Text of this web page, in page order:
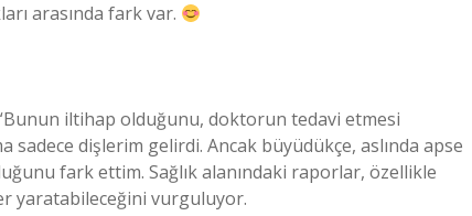
arasında fark var.
iltihap olduğunu, doktorun tedavi etmesi
sadece dişlerim gelirdi. Ancak büyüdükçe, aslında apse
fark ettim. Sağlık alanındaki raporlar, özellikle
yaratabileceğini vurguluyor.